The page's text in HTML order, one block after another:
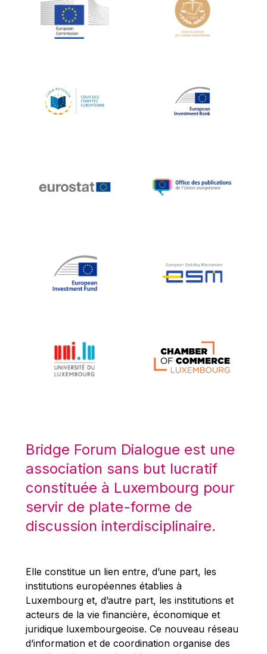
Jean-Louis Schiltz
Jean-Victor Louis
Johnny Åkerholm
Katharien L.C. Hunt
Klaus-Heiner Lehne
Koen LENAERTS
Lars Heikensten
Lucas Papademos
Máire Geoghegan-Quinn
Mario Centeno
Mario Monti
Maroš ŠEFČOVIČ
Martin Bailey
Martine Reicherts
Michael Sohlman
Michel Goedert
Mireille Delmas-Marty
Nobuo Tanaka
Bridge Forum Dialogue est une
association sans but lucratif
constituée à Luxembourg pour
servir de plate-forme de
discussion interdisciplinaire.
Elle constitue un lien entre, d’une part, les
institutions européennes établies à
Luxembourg et, d’autre part, les institutions et
acteurs de la vie financière, économique et
juridique luxembourgeoise. Ce nouveau réseau
d’information et de coordination organise des